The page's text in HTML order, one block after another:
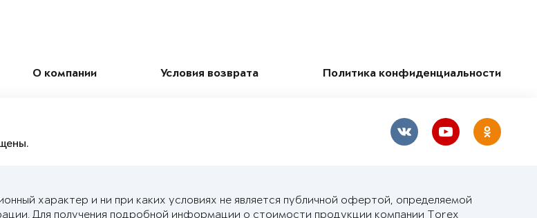
О компании Условия возврата Политика конфиденциальности
характер и ни при каких условиях не является публичной офертой, определяемой
Для получения подробной информации о стоимости продукции компании Torex